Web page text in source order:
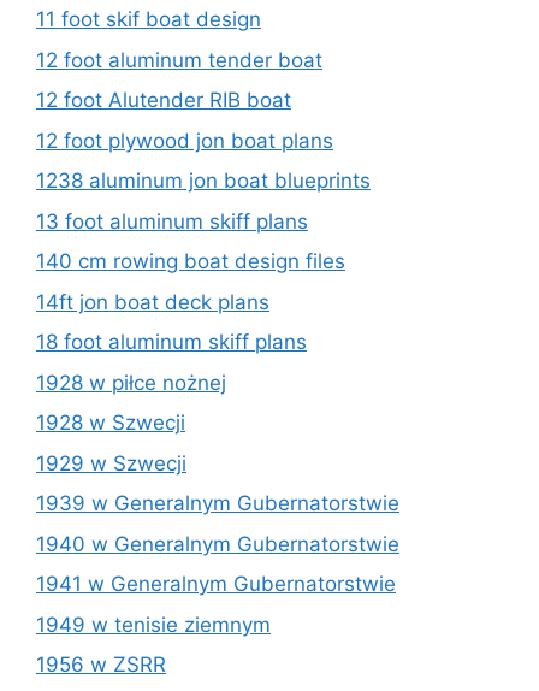
11 foot skif boat design
12 foot aluminum tender boat
12 foot Alutender RIB boat
12 foot plywood jon boat plans
1238 aluminum jon boat blueprints
13 foot aluminum skiff plans
140 cm rowing boat design files
14ft jon boat deck plans
18 foot aluminum skiff plans
1928 w piłce nożnej
1928 w Szwecji
1929 w Szwecji
1939 w Generalnym Gubernatorstwie
1940 w Generalnym Gubernatorstwie
1941 w Generalnym Gubernatorstwie
1949 w tenisie ziemnym
1956 w ZSRR